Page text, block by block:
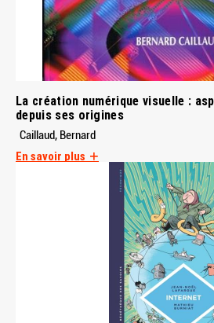
La création numérique visuelle :
depuis ses origines
Caillaud, Bernard
En savoir plus